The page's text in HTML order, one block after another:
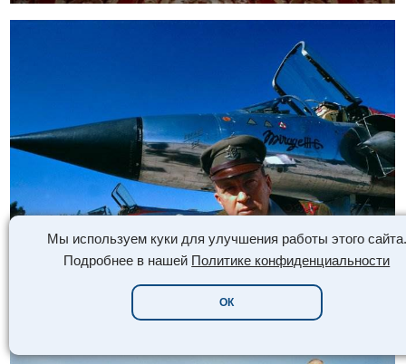
Мы используем куки для улучшения работы этого сайта.
Подробнее в нашей Политике конфиденциальности
ОК